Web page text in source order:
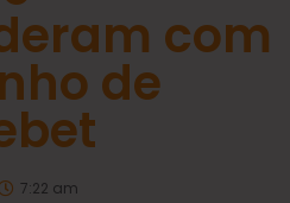
com
de
7:22 am